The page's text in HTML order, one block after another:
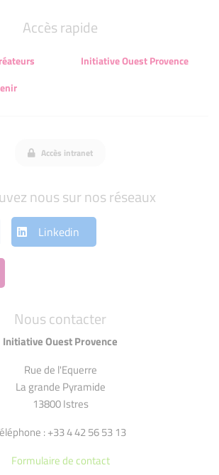
Nous contacter
Initiative Ouest Provence
Rue de l'Equerre
La grande Pyramide
13800 Istres
: +33 4 42 56 53 13
Formulaire de contact
Accès rapide
Initiative Ouest Provence
Accès intranet
nous sur nos réseaux
Linkedin